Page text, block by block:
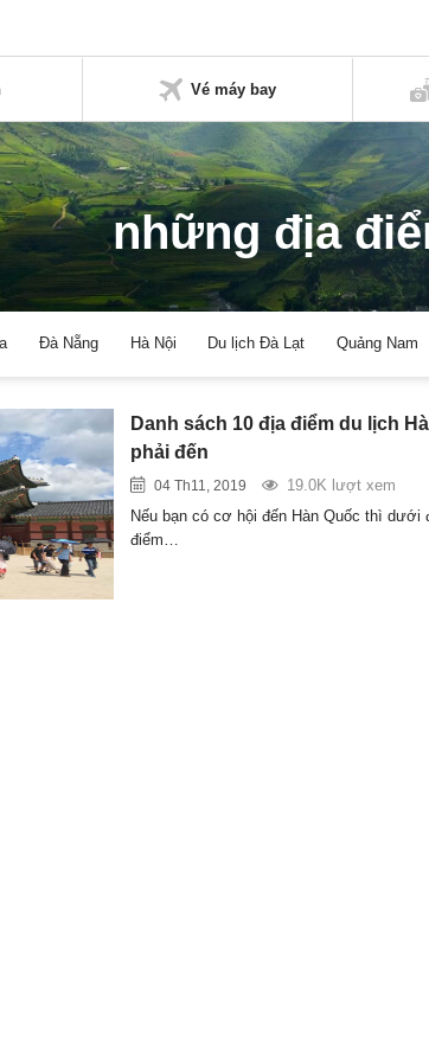
Vé máy bay
những địa
Đà Nẵng Hà Nội Du lịch Đà Lạt Quảng Nam
Danh sách 10 địa điểm du lịch
phải đến
04 Th11, 2019
19.0K lượt xem
Nếu bạn có cơ hội đến Hàn Quốc thì
điểm…